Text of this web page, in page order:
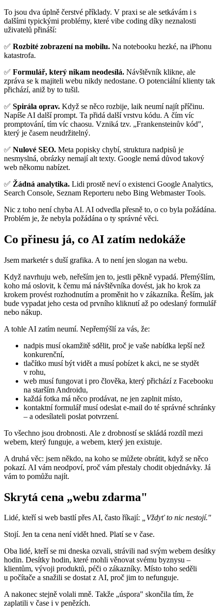
To jsou dva úplně čerstvé příklady. V praxi se ale setkávám i s
dalšími typickými problémy, které vibe coding díky neznalosti
uživatelů přináší:
✅ Rozbité zobrazení na mobilu. Na notebooku hezké, na iPhonu
katastrofa.
✅ Formulář, který nikam neodesílá. Návštěvník klikne, ale
zpráva se k majiteli webu nikdy nedostane. O potenciální klienty tak
přichází, aniž by to tušil.
✅ Spirála oprav. Když se něco rozbije, laik neumí najít příčinu.
Napíše AI další prompt. Ta přidá další vrstvu kódu. A čím víc
promptování, tím víc chaosu. Vzniká tzv. „Frankensteinův kód",
který je časem neudržitelný.
✅ Nulové SEO. Meta popisky chybí, struktura nadpisů je
nesmyslná, obrázky nemají alt texty. Google nemá důvod takový
web někomu nabízet.
✅ Žádná analytika. Lidi prostě neví o existenci Google Analytics,
Search Console, Seznam Reporteru nebo Bing Webmaster Tools.
Nic z toho není chyba AI. AI odvedla přesně to, o co byla požádána.
Problém je, že nebyla požádána o ty správné věci.
Co přinesu já, co AI zatím nedokáže
Jsem marketér s duší grafika. A to není jen slogan na webu.
Když navrhuju web, neřeším jen to, jestli pěkně vypadá. Přemýšlím,
koho má oslovit, k čemu má návštěvníka dovést, jak ho krok za
krokem provést rozhodnutím a proměnit ho v zákazníka. Řeším, jak
bude vypadat jeho cesta od prvního kliknutí až po odeslaný formulář
nebo nákup.
A tohle AI zatím neumí. Nepřemýšlí za vás, že:
nadpis musí okamžitě sdělit, proč je vaše nabídka lepší než
konkurenční,
tlačítko musí být vidět a musí pobízet k akci, ne se stydět
v rohu,
web musí fungovat i pro člověka, který přichází z Facebooku
na starším Androidu,
každá fotka má něco prodávat, ne jen zaplnit místo,
kontaktní formulář musí odeslat e-mail do té správné schránky
– a odesílateli poslat potvrzení.
To všechno jsou drobnosti. Ale z drobností se skládá rozdíl mezi
webem, který funguje, a webem, který jen existuje.
A druhá věc: jsem někdo, na koho se můžete obrátit, když se něco
pokazí. AI vám neodpoví, proč vám přestaly chodit objednávky. Já
vám to pomůžu najít.
Skrytá cena „webu zdarma"
Lidé, kteří si web bastlí přes AI, často říkají: „Vždyť to nic nestojí."
Stojí. Jen ta cena není vidět hned. Platí se v čase.
Oba lidé, kteří se mi dneska ozvali, strávili nad svým webem desítky
hodin. Desítky hodin, které mohli věnovat svému byznysu –
klientům, vývoji produktů, péči o zákazníky. Místo toho seděli
u počítače a snažili se dostat z AI, proč jim to nefunguje.
A nakonec stejně volali mně. Takže „úspora" skončila tím, že
zaplatili v čase i v penězích.